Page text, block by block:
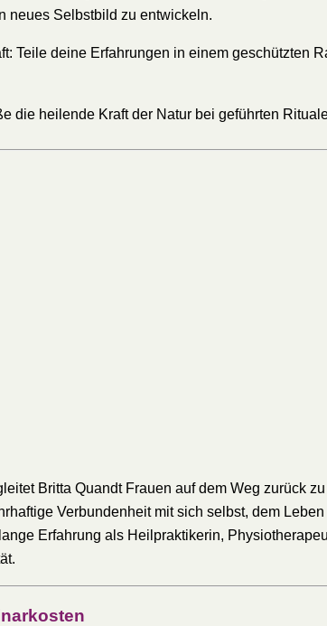
neues Selbstbild zu entwickeln.
Teile deine Erfahrungen in einem geschützten
die heilende Kraft der Natur bei geführten
Britta Quandt Frauen auf dem Weg zurück
Verbundenheit mit sich selbst, dem
Erfahrung als Heilpraktikerin,